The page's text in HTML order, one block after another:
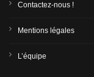
Contactez-nous !
Mentions légales
L’équipe